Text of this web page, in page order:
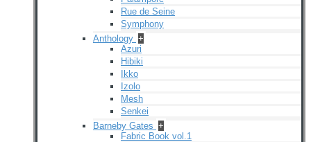
Rue de Seine
Symphony
Anthology +
Azuri
Hibiki
Ikko
Izolo
Mesh
Senkei
Barneby Gates +
Fabric Book vol.1